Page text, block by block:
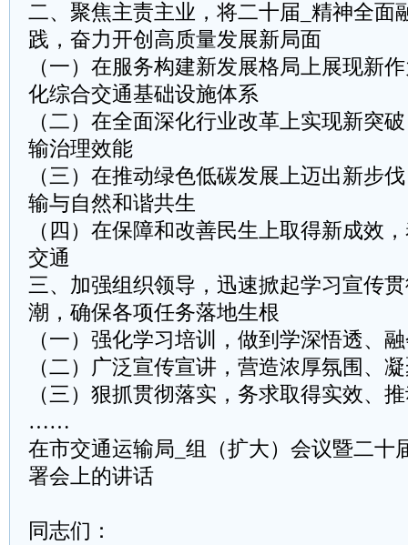
二、聚焦主责主业，将二十届_精神全面
践，奋力开创高质量发展新局面
（一）在服务构建新发展格局上展现新
化综合交通基础设施体系
（二）在全面深化行业改革上实现新突
输治理效能
（三）在推动绿色低碳发展上迈出新步
输与自然和谐共生
（四）在保障和改善民生上取得新成效
交通
三、加强组织领导，迅速掀起学习宣传
潮，确保各项任务落地生根
（一）强化学习培训，做到学深悟透、
（二）广泛宣传宣讲，营造浓厚氛围、
（三）狠抓贯彻落实，务求取得实效、
……
在市交通运输局_组（扩大）会议暨二十
署会上的讲话
同志们：